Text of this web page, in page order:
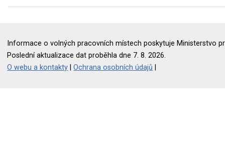
Informace o volných pracovních místech poskytuje Ministerstvo
Poslední aktualizace dat proběhla dne 7. 8. 2026.
O webu a kontakty |Ochrana osobních údajů